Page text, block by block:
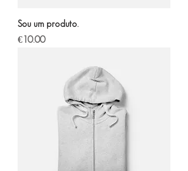
Sou um produto.
Price
€10.00